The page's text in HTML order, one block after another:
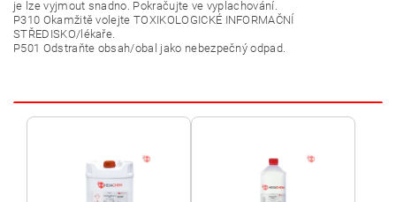
je lze vyjmout snadno. Pokračujte ve vyplachování.
P310 Okamžitě volejte TOXIKOLOGICKÉ INFORMAČNÍ
STŘEDISKO/lékaře.
P501 Odstraňte obsah/obal jako nebezpečný odpad.